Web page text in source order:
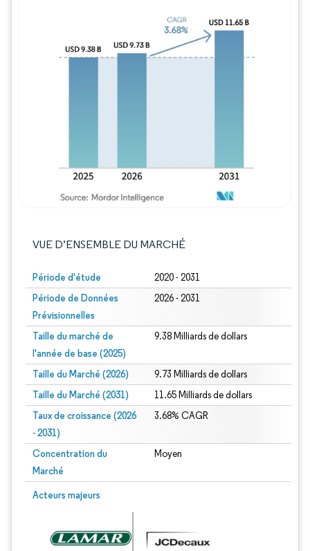
VUE D’ENSEMBLE DU MARCHÉ
Période d'étude 2020 - 2031
Période de Données
Prévisionnelles
2026 - 2031
Taille du marché de
l'année de base (2025)
9.38 Milliards de dollars
Taille du Marché (2026) 9.73 Milliards de dollars
Taille du Marché (2031) 11.65 Milliards de dollars
Taux de croissance (2026
- 2031)
3.68% CAGR
Concentration du
Marché
Moyen
Acteurs majeurs
Image © Mordor Intelligence. La réutilisation nécessite une attribution sous CC